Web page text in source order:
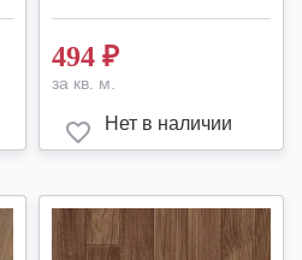
494 ₽
за кв. м.
Нет в наличии